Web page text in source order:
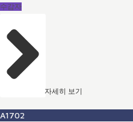
수감자
자세히 보기
A1702